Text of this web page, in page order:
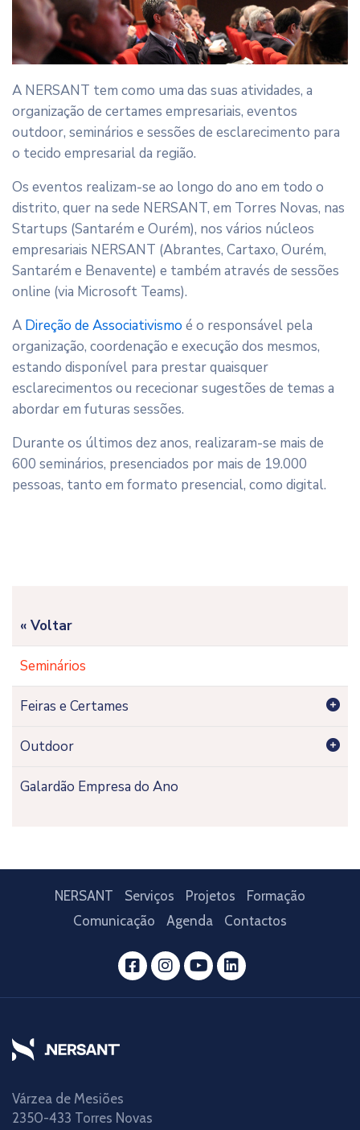
A NERSANT tem como uma das suas atividades, a
organização de certames empresariais, eventos
outdoor, seminários e sessões de esclarecimento para
o tecido empresarial da região.
Os eventos realizam-se ao longo do ano em todo o
distrito, quer na sede NERSANT, em Torres Novas, nas
Startups (Santarém e Ourém), nos vários núcleos
empresariais NERSANT (Abrantes, Cartaxo, Ourém,
Santarém e Benavente) e também através de sessões
online (via Microsoft Teams).
A Direção de Associativismo é o responsável pela
organização, coordenação e execução dos mesmos,
estando disponível para prestar quaisquer
esclarecimentos ou rececionar sugestões de temas a
abordar em futuras sessões.
Durante os últimos dez anos, realizaram-se mais de
600 seminários, presenciados por mais de 19.000
pessoas, tanto em formato presencial, como digital.
« Voltar
Seminários
Feiras e Certames
Outdoor
Galardão Empresa do Ano
NERSANT Serviços Projetos
Formação
Comunicação
Agenda Contactos
Várzea de Mesiões
2350-433 Torres Novas